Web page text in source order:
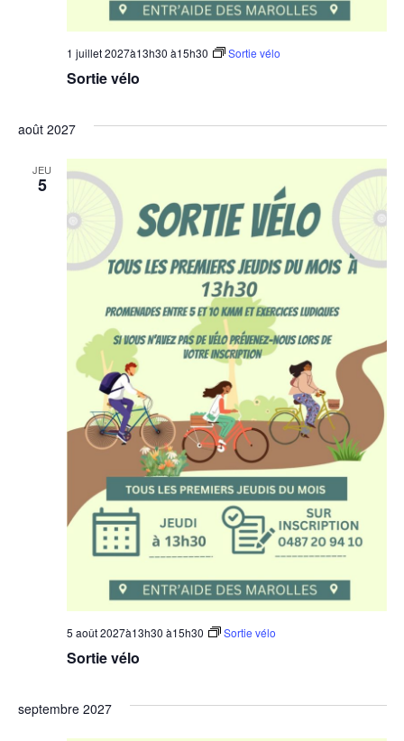
Sortie vélo
1 juillet 2027à13h30 à15h30 Sortie vélo
août 2027
JEU
5
Sortie vélo
5 août 2027à13h30 à15h30 Sortie vélo
septembre 2027